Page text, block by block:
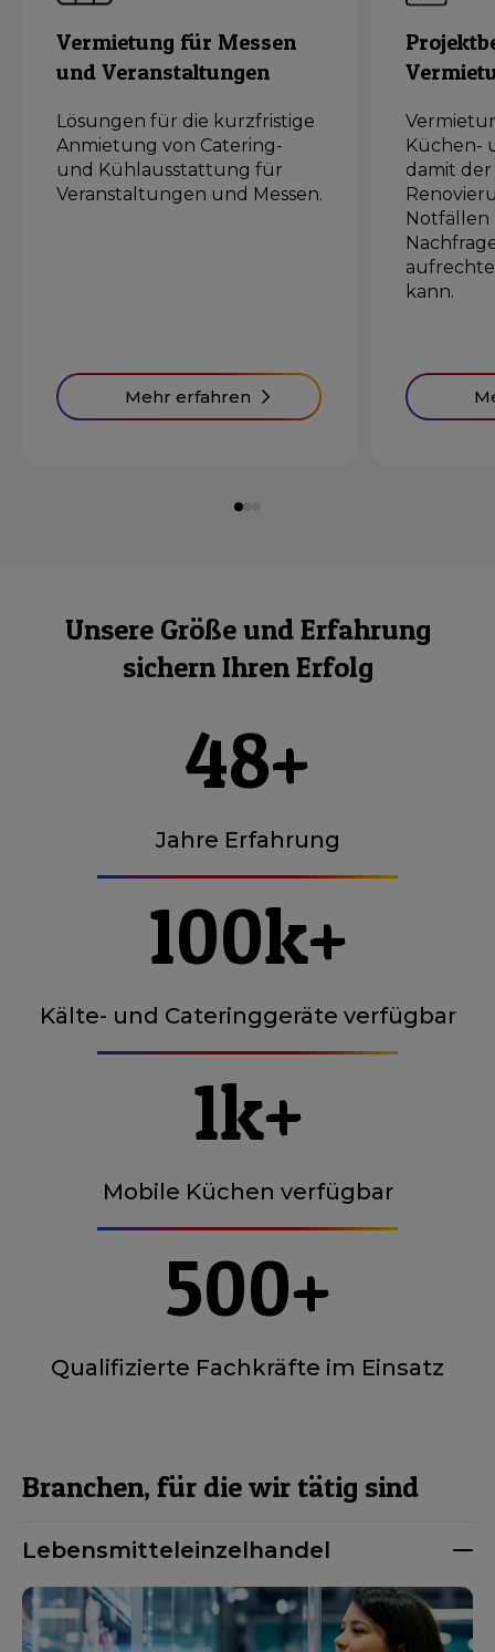
Vermietung für Messen
und Veranstaltungen
Lösungen für die kurzfristige
Anmietung von Catering-
und Kühlausstattung für
Veranstaltungen und Messen.
Mehr erfahren
Küchen-
damit
Notfällen
kann.
Unsere Größe und Erfahrung
sichern Ihren Erfolg
48+
Jahre Erfahrung
100k+
Kälte- und Cateringgeräte verfügbar
1k+
Mobile Küchen verfügbar
500+
Qualifizierte Fachkräfte im Einsatz
Branchen, für die wir tätig sind
Lebensmitteleinzelhandel